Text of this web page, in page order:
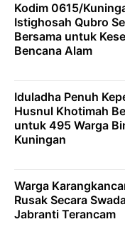
Kodim 0615/
Istighosah Qubro
Bersama untuk
Bencana Alam
Iduladha Penuh
Husnul Khotimah
untuk 495 Warga
Kuningan
Warga
Rusak Secara
Jabranti Terancam